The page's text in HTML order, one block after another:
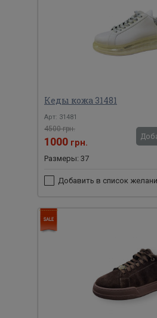
Кеды кожа 31481
Арт: 31481
4500 грн.
1000 грн.
Размеры: 37
Добавить в список